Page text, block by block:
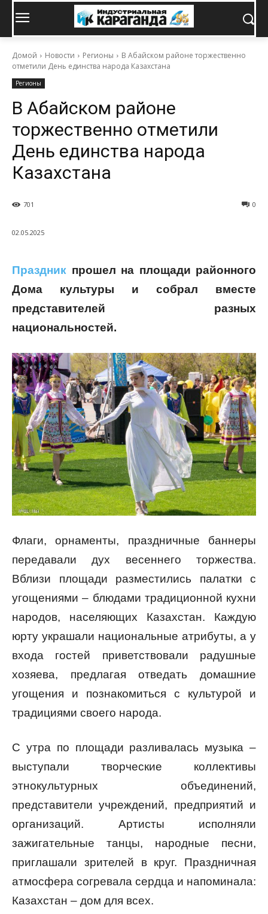
Домой Новости Регионы
В Абайском районе торжественно
отметили День единства народа Казахстана
Регионы
В Абайском районе
торжественно отметили
День единства народа
Казахстана
0
701
02.05.2025
Праздник прошел на площади районного
Дома культуры и собрал вместе
представителей разных
национальностей.
Флаги, орнаменты, праздничные баннеры
передавали дух весеннего торжества.
Вблизи площади разместились палатки с
угощениями – блюдами традиционной кухни
народов, населяющих Казахстан. Каждую
юрту украшали национальные атрибуты, а у
входа гостей приветствовали радушные
хозяева, предлагая отведать домашние
угощения и познакомиться с культурой и
традициями своего народа.
С утра по площади разливалась музыка –
выступали творческие коллективы
этнокультурных объединений,
представители учреждений, предприятий и
организаций. Артисты исполняли
зажигательные танцы, народные песни,
приглашали зрителей в круг. Праздничная
атмосфера согревала сердца и напоминала:
Казахстан – дом для всех.